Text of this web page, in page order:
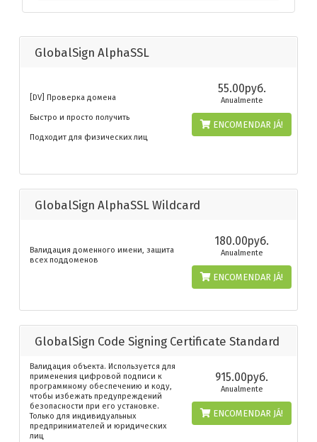
GlobalSign AlphaSSL
[DV] Проверка домена
Быстро и просто получить
Подходит для физических лиц
55.00руб.
Anualmente
ENCOMENDAR JÁ!
GlobalSign AlphaSSL Wildcard
Валидация доменного имени, защита
всех поддоменов
180.00руб.
Anualmente
ENCOMENDAR JÁ!
GlobalSign Code Signing Certificate Standard
Валидация объекта. Используется для
применения цифровой подписи к
программному обеспечению и коду,
чтобы избежать предупреждений
безопасности при его установке.
Только для индивидуальных
предпринимателей и юридических
лиц
915.00руб.
Anualmente
ENCOMENDAR JÁ!